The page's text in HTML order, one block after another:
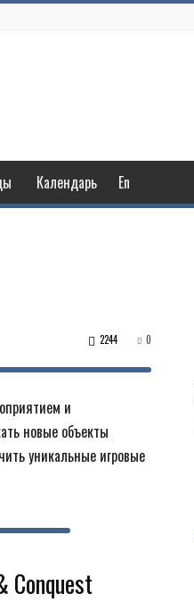
Календарь En
0
2244
и
новые объекты
уникальные игровые
Conquest